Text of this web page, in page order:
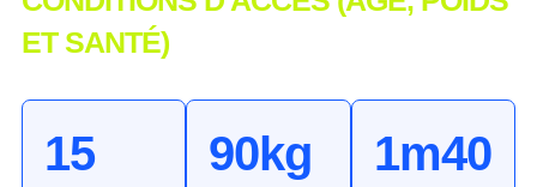
ET SANTÉ)
15
90kg 1m40